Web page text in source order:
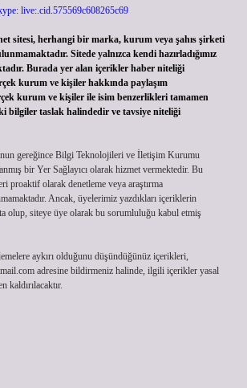
live:.cid.575569c608265c69
sitesi, herhangi bir marka, kurum veya şahıs şirketi
Sitede yalnızca kendi hazırladığımız
Burada yer alan içerikler haber niteliği
kurum ve kişiler hakkında paylaşım
kurum ve kişiler ile isim benzerlikleri tamamen
bilgiler taslak halindedir ve tavsiye niteliği
gereğince Bilgi Teknolojileri ve İletişim Kurumu
bir Yer Sağlayıcı olarak hizmet vermektedir. Bu
proaktif olarak denetleme veya araştırma
Ancak, üyelerimiz yazdıkları içeriklerin
olup, siteye üye olarak bu sorumluluğu kabul etmiş
aykırı olduğunu düşündüğünüz içerikleri,
adresine bildirmeniz halinde, ilgili içerikler yasal
kaldırılacaktır.